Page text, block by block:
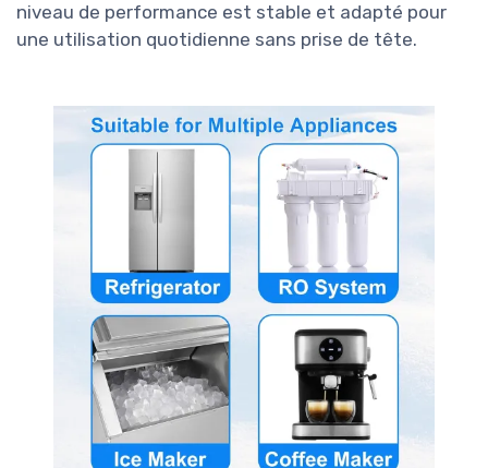
niveau de performance est stable et adapté pour
une utilisation quotidienne sans prise de tête.